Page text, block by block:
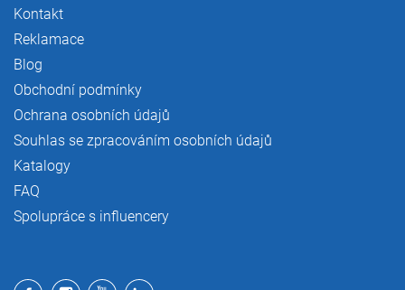
Kontakt
Reklamace
Blog
Obchodní podmínky
Ochrana osobních údajů
Souhlas se zpracováním osobních údajů
Katalogy
FAQ
Spolupráce s influencery